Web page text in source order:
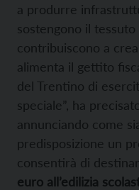
a produrre
sostengono il
contribuiscono a
alimenta il gettito
del Trentino di
speciale”, ha
annunciando come
predisposizione un
consentirà di
euro all’edilizia